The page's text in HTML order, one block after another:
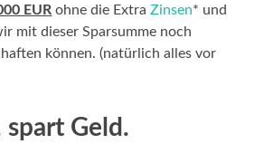
EUR ohne die ExtraZinsen* und
mit dieser Sparsumme noch
können. (natürlich alles vor
Geld.